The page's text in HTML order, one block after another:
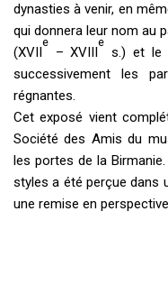
dynasties à venir, en
qui donnera leur nom au
(XVII
e
– XVIII
e
s.) et le
successivement les
régnantes.
Cet exposé vient
Société des Amis du
les portes de la
styles a été perçue dans
une remise en